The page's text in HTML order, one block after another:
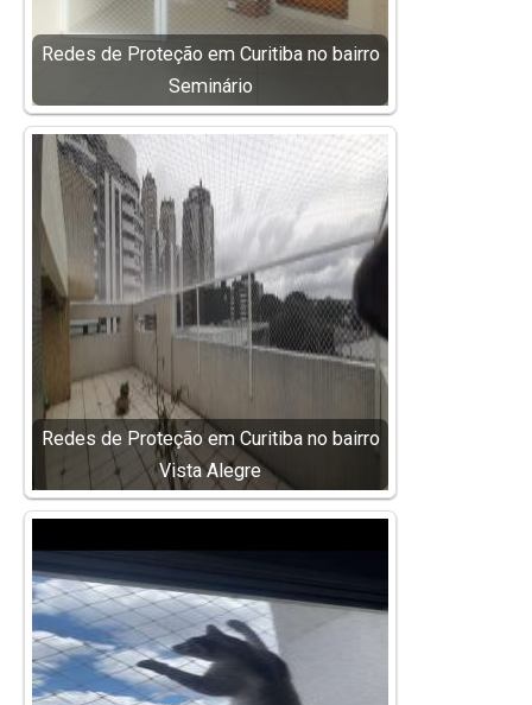
Redes de Proteção em Curitiba no bairro
Seminário
Redes de Proteção em Curitiba no bairro
Vista Alegre